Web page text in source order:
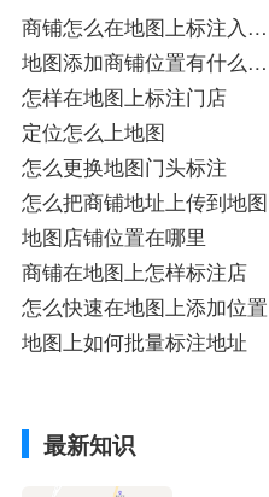
商铺怎么在地图上标注入驻
店
地图添加商铺位置有什么后
果
怎样在地图上标注门店
定位怎么上地图
怎么更换地图门头标注
怎么把商铺地址上传到地图
地图店铺位置在哪里
商铺在地图上怎样标注店
怎么快速在地图上添加位置
地图上如何批量标注地址
最新知识